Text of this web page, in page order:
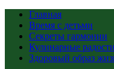
Главная
Время с детьми
Секреты гармонии
Кулинарные радости
Здоровый образ